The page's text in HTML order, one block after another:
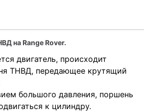
на Range Rover.
двигатель, происходит
ТНВД, передающее крутящий
большого давления, поршень
к цилиндру.